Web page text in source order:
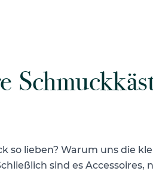
so lieben? Warum uns die
sind es Accessoires,